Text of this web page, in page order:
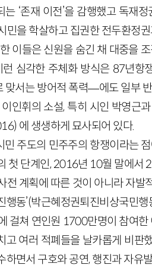
‘존재 이전’을 감행했고 독재
을 학살하고 집권한 전두환정
이들은 신원을 숨긴 채 대중을 조
런 심각한 주체화 방식은 87년
맞서는 방어적 폭력—에도 일부
인휘의 소설, 특히 시인 박영근
에 생생하게 묘사되어 있다.
주도의 민주주의 항쟁이라는
첫 단계인, 2016년 10월 말에서
전 계획에 따른 것이 아니라 자발
행동’(박근혜정권퇴진비상국민
걸쳐 연인원 1700만명이 참여한
고 여러 적폐들을 날카롭게 비판
면서 구호와 공연, 행진과 자유